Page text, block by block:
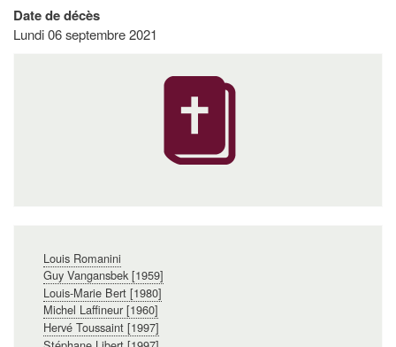
Date de décès
Lundi 06 septembre 2021
principale
Louis Romanini
Guy Vangansbek [1959]
Louis-Marie Bert [1980]
Michel Laffineur [1960]
Hervé Toussaint [1997]